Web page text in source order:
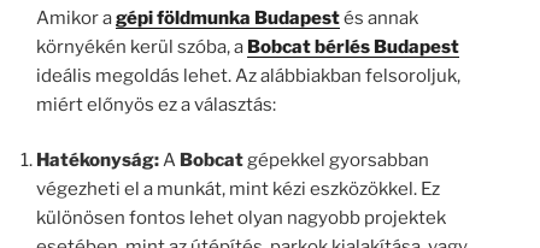
Amikor agépi földmunka Budapestés annak
környékén kerül szóba, a Bobcat bérlés Budapest
ideális megoldás lehet. Az alábbiakban felsoroljuk,
miért előnyös ez a választás:
Hatékonyság:A Bobcatgépekkel gyorsabban
végezheti el a munkát, mint kézi eszközökkel. Ez
különösen fontos lehet olyan nagyobb projektek